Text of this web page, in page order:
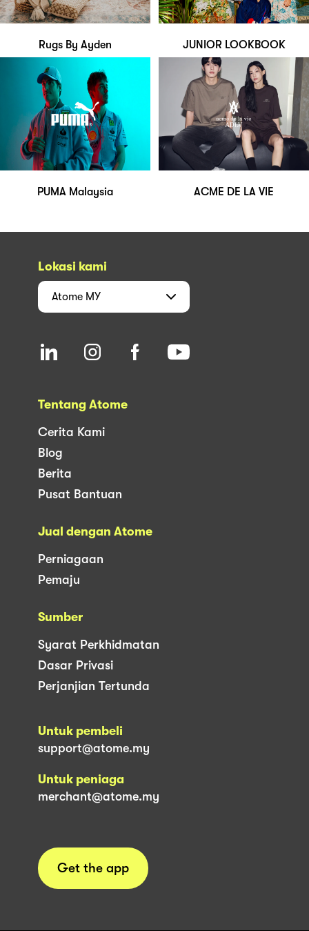
Rugs By Ayden JUNIOR LOOKBOOK
PUMA Malaysia ACME DE LA VIE
Lokasi kami
Atome MY
Tentang Atome
Cerita Kami
Blog
Berita
Pusat Bantuan
Jual dengan Atome
Perniagaan
Pemaju
Sumber
Syarat Perkhidmatan
Dasar Privasi
Perjanjian Tertunda
Untuk pembeli
support@atome.my
Untuk peniaga
merchant@atome.my
Get the app